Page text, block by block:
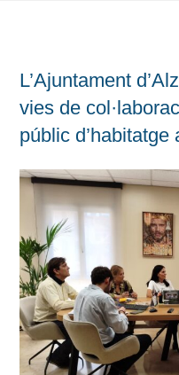
L’Ajuntament
vies de
públic